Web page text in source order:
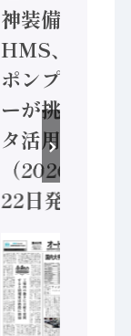
神装備 ×
HMS、老舗
ポンプメーカ
ーが挑むデー
タ活用 など
（2026年7月
22日発行）